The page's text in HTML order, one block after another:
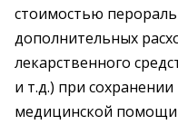
стоимостью
дополнительных
лекарственного
и т.д.) при
медицинской